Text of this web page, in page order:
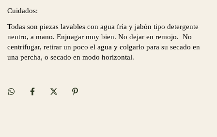
Cuidados:
Todas son piezas lavables con agua fría y jabón tipo detergente
neutro, a mano. Enjuagar muy bien. No dejar en remojo. No
centrifugar, retirar un poco el agua y colgarlo para su secado en
una percha, o secado en modo horizontal.